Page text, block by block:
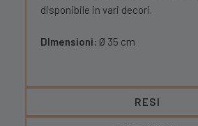
disponibile in vari decori.
DImensioni: Ø 35 cm
RESI